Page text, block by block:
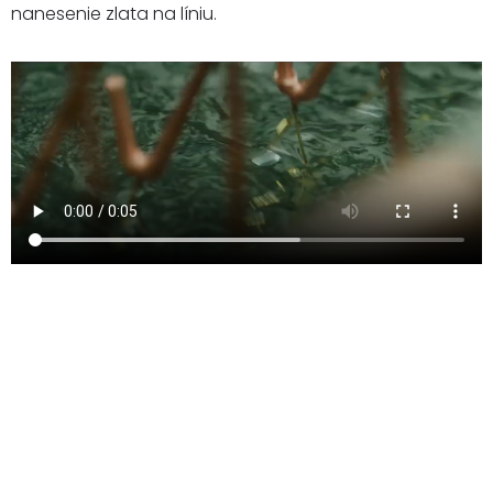
nanesenie zlata na líniu.